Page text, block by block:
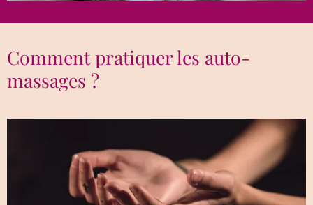
Comment pratiquer les auto-
massages ?